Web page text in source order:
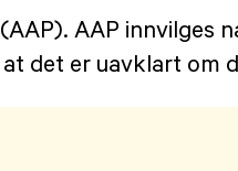
AAP innvilges
det er uavklart om